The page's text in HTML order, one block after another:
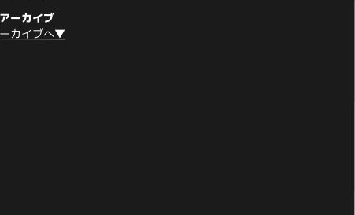
ーカイブ
カイブへ▼